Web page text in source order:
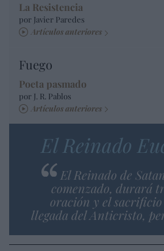
La Resistencia
por Javier Paredes
Artículos anteriores
Fuego
Poeta pasmado
por J. R. Pablos
Artículos anteriores
El Reinado
El Reinado de
comenzado, durará
oración y el
llegada del Anticristo,